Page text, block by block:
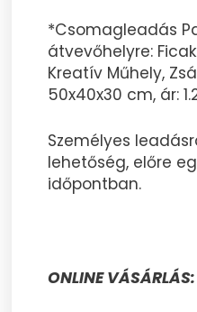
*Csomagleadás
átvevőhelyre:
Kreatív Műhely,
50x40x30 cm, ár:
Személyes
lehetőség, előre
időpontban.
ONLINE VÁSÁRLÁS: